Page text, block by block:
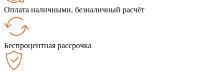
Оплата наличными, безналичный расчёт
Беспроцентная рассрочка